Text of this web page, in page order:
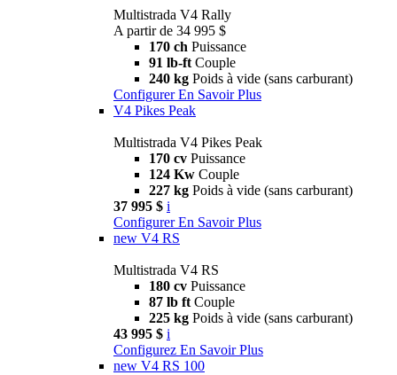
Multistrada V4 Rally
A partir de 34 995 $
170 ch Puissance
91 lb-ft Couple
240 kg Poids à vide (sans carburant)
Configurer En Savoir Plus
V4 Pikes Peak
Multistrada V4 Pikes Peak
170 cv Puissance
124 Kw Couple
227 kg Poids à vide (sans carburant)
37 995 $ i
Configurer En Savoir Plus
new V4 RS
Multistrada V4 RS
180 cv Puissance
87 lb ft Couple
225 kg Poids à vide (sans carburant)
43 995 $ i
Configurez En Savoir Plus
new V4 RS 100